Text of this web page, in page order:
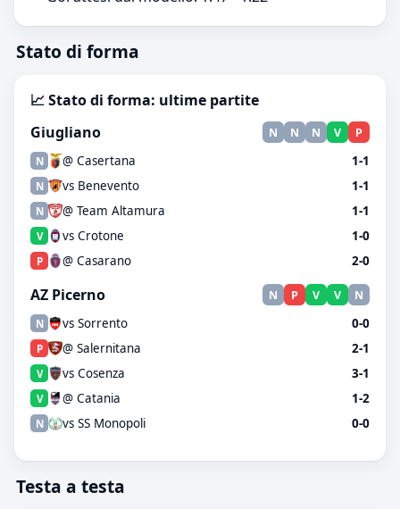
Stato di forma
📈 Stato di forma: ultime partite
Giugliano
N N N V P
N @ Casertana 1-1
N vs Benevento 1-1
N @ Team Altamura 1-1
V vs Crotone 1-0
P @ Casarano 2-0
AZ Picerno N P V V N
N vs Sorrento 0-0
P @ Salernitana 2-1
V vs Cosenza 3-1
V @ Catania 1-2
N vs SS Monopoli 0-0
Testa a testa